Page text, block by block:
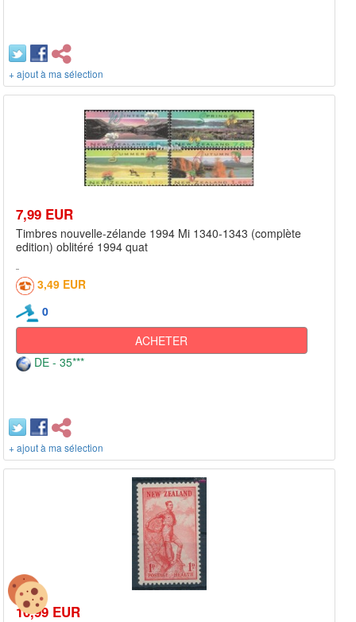
+ ajout à ma sélection
7,99 EUR
Timbres nouvelle-zélande 1994 Mi 1340-1343 (complète
edition) oblitéré 1994 quat
3,49 EUR
0
ACHETER
DE - 35***
+ ajout à ma sélection
10,99 EUR